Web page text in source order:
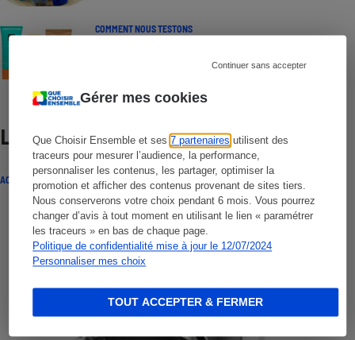
Gérer mes cookies
Que Choisir Ensemble et ses7 partenaires utilisent des
traceurs pour mesurer l’audience, la performance,
personnaliser les contenus, les partager, optimiser la
promotion et afficher des contenus provenant de sites tiers.
Nous conserverons votre choix pendant 6 mois. Vous pourrez
changer d’avis à tout moment en utilisant le lien « paramétrer
les traceurs » en bas de chaque page.
Politique de confidentialité mise à jour le 12/07/2024
Personnaliser mes choix
Continuer sans accepter
TOUT ACCEPTER & FERMER
COMMENT NOUS TESTONS
Lire aussi
ACTUALITÉ